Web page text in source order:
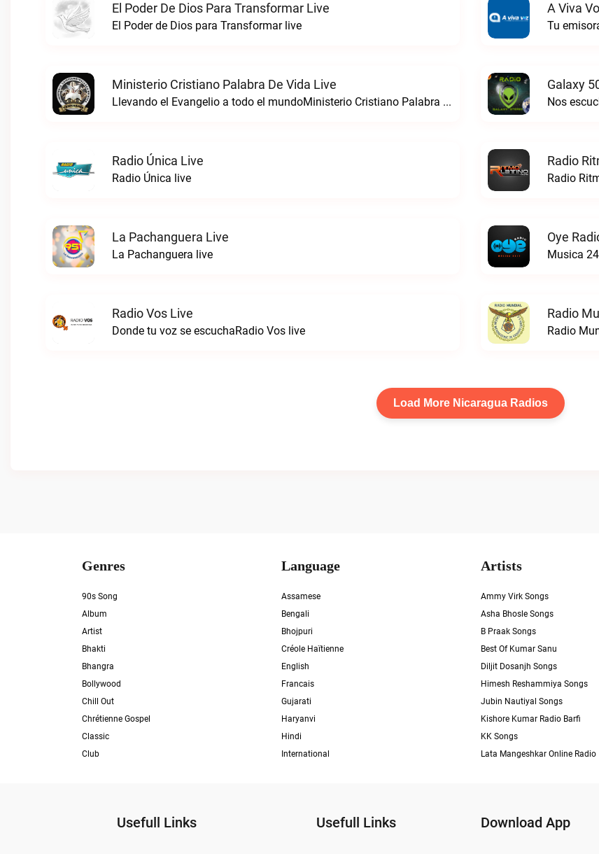
El Poder De Dios Para Transformar Live
El Poder de Dios para Transformar live
A Viva
Tu
Ministerio Cristiano Palabra De Vida Live
Llevando el Evangelio a todo el mundoMinisterio Cristiano Palabra de Vida live
Galaxy
Nos
Radio Única Live
Radio Única live
Radio
Radio
La Pachanguera Live
La Pachanguera live
Oye
Musica
Radio Vos Live
Donde tu voz se escuchaRadio Vos live
Radio
Radio
Load More Nicaragua Radios
Genres
90s Song
Album
Artist
Bhakti
Bhangra
Bollywood
Chill Out
Chrétienne Gospel
Classic
Club
Language
Assamese
Bengali
Bhojpuri
Créole Haïtienne
English
Francais
Gujarati
Haryanvi
Hindi
International
Artists
Ammy Virk Songs
Asha Bhosle Songs
B Praak Songs
Best Of Kumar Sanu
Diljit Dosanjh Songs
Himesh Reshammiya Songs
Jubin Nautiyal Songs
Kishore Kumar Radio Barfi
KK Songs
Lata Mangeshkar Online Radio
Usefull Links Usefull Links Download App